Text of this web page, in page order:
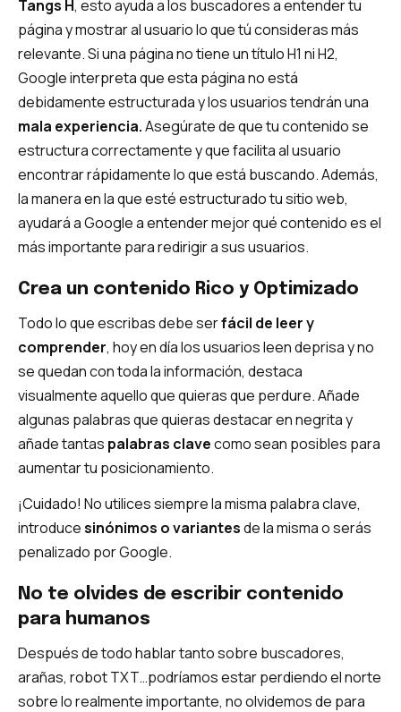
Tangs H, esto ayuda a los buscadores a entender tu
página y mostrar al usuario lo que tú consideras más
relevante. Si una página no tiene un título H1 ni H2,
Google interpreta que esta página no está
debidamente estructurada y los usuarios tendrán una
mala experiencia.Asegúrate de que tu contenido se
estructura correctamente y que facilita al usuario
encontrar rápidamente lo que está buscando. Además,
la manera en la que esté estructurado tu sitio web,
ayudará a Google a entender mejor qué contenido es el
más importante para redirigir a sus usuarios.
Crea un contenido Rico y Optimizado
Todo lo que escribas debe serfácil de leer y
comprender, hoy en día los usuarios leen deprisa y no
se quedan con toda la información, destaca
visualmente aquello que quieras que perdure. Añade
algunas palabras que quieras destacar en negrita y
añade tantas palabras clavecomo sean posibles para
aumentar tu posicionamiento.
¡Cuidado! No utilices siempre la misma palabra clave,
introducesinónimos o variantesde la misma o serás
penalizado por Google.
No te olvides de escribir contenido
para humanos
Después de todo hablar tanto sobre buscadores,
arañas, robot TXT…podríamos estar perdiendo el norte
sobre lo realmente importante, no olvidemos de para